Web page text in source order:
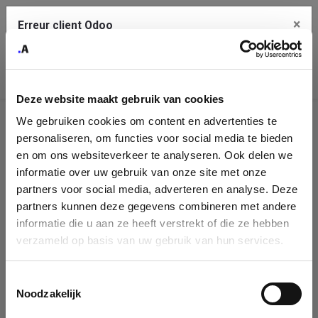
Deze website maakt gebruik van cookies
We gebruiken cookies om content en advertenties te
personaliseren, om functies voor social media te bieden
en om ons websiteverkeer te analyseren. Ook delen we
informatie over uw gebruik van onze site met onze
partners voor social media, adverteren en analyse. Deze
partners kunnen deze gegevens combineren met andere
informatie die u aan ze heeft verstrekt of die ze hebben
verzameld op basis van uw gebruik van hun services.
Noodzakelijk
Identification
de
l'entreprise
Please fill in your company details
form. If you don't find your company in our database, you can create
a new company record with the button below.
Erreur client Odoo ×
Une erreur s'est produite
Utilisez le bouton Copier pour reporter cette erreur à votre
service de support.
Voir les détails
Ok